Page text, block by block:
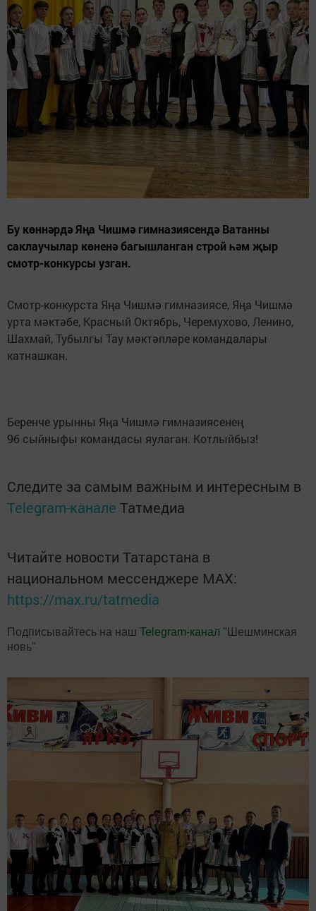
Бу көннәрдә Яңа Чишмә гимназиясендә Ватанны
саклаучылар көненә багышланган строй һәм җыр
смотр-конкурсы узган.
Смотр-конкурста Яңа Чишмә гимназиясе, Яңа Чишмә
урта мәктәбе, Красный Октябрь, Черемухово, Ленино,
Шахмай, Тубылгы Тау мәктәпләре командалары
катнашкан.
Беренче урынны Яңа Чишмә гимназиясенең
9б сыйныфы командасы яулаган. Котлыйбыз!
Следите за самым важным и интересным в
Telegram-канале Татмедиа
Читайте новости Татарстана в
национальном мессенджере MАХ:
https://max.ru/tatmedia
Подписывайтесь на наш Telegram-канал "Шешминская
новь"